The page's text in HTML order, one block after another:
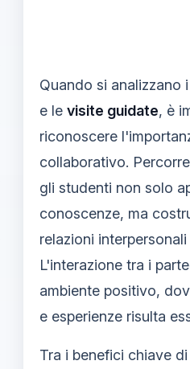
Quando si analizzano i
e le visite guidate, è
riconoscere
collaborativo.
gli studenti non solo
conoscenze, ma
relazioni
L'interazione tra i
ambiente positivo,
e esperienze risulta
Tra i benefici chiave